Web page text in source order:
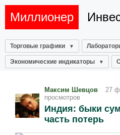
Миллионер
Торговые графики
Экономические индикаторы
Максим Шевцов 27
просмотров
Индия: быки
часть потерь